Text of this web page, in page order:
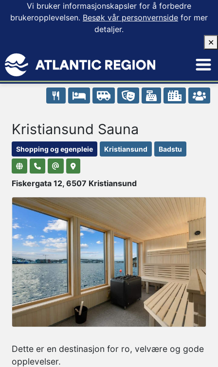
Vi bruker informasjonskapsler for å forbedre
brukeropplevelsen. Besøk vår personvernside for mer
detaljer.
✕
Kristiansund Sauna
Shopping og egenpleie Kristiansund Badstu
Fiskergata 12, 6507 Kristiansund
Dette er en destinasjon for ro, velvære og gode
opplevelser.